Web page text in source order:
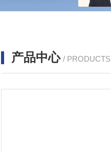
产品中心 / PRODUCTS